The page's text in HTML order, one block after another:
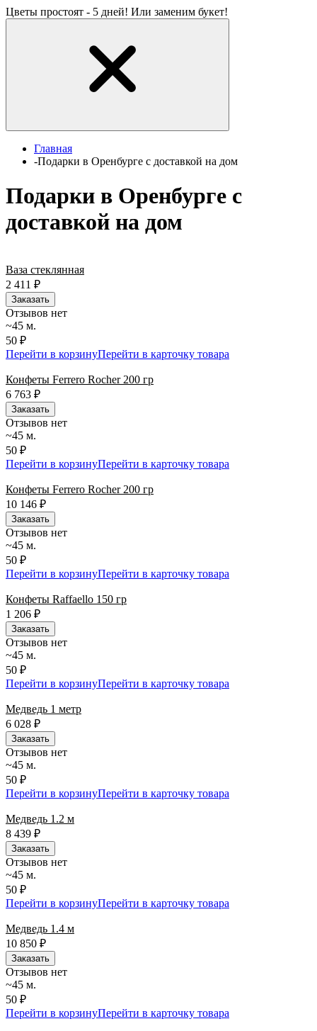
Цветы простоят - 5 дней! Или заменим букет!
Главная
-Подарки в Оренбурге с доставкой на дом
Подарки в Оренбурге с
доставкой на дом
Ваза стеклянная
2 411
₽
Заказать
Отзывов нет
~45 м.
50 ₽
Перейти в корзинуПерейти в карточку товара
Конфеты Ferrero Rocher 200 гр
6 763 ₽
Заказать
Отзывов нет
~45 м.
50 ₽
Перейти в корзинуПерейти в карточку товара
Конфеты Ferrero Rocher 200 гр
10 146 ₽
Заказать
Отзывов нет
~45 м.
50 ₽
Перейти в корзинуПерейти в карточку товара
Конфеты Raffaello 150 гр
1 206 ₽
Заказать
Отзывов нет
~45 м.
50 ₽
Перейти в корзинуПерейти в карточку товара
Медведь 1 метр
6 028 ₽
Заказать
Отзывов нет
~45 м.
50 ₽
Перейти в корзинуПерейти в карточку товара
Медведь 1.2 м
8 439 ₽
Заказать
Отзывов нет
~45 м.
50 ₽
Перейти в корзинуПерейти в карточку товара
Медведь 1.4 м
10 850 ₽
Заказать
Отзывов нет
~45 м.
50 ₽
Перейти в корзинуПерейти в карточку товара